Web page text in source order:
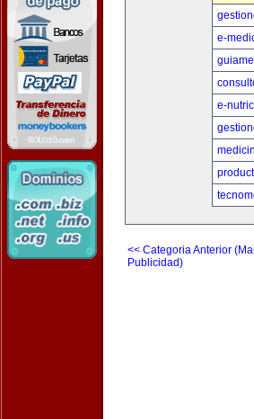
e-
e-
<< Categoria Anterior
Publicidad)